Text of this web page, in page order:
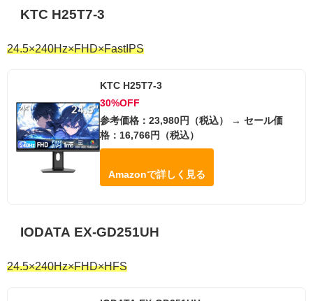
KTC H25T7-3
24.5×240Hz×FHD×FastIPS
KTC H25T7-3
30%OFF
参考価格：23,980円（税込） → セール価
格：16,766円（税込）
Amazonで詳しく見る
IODATA EX-GD251UH
24.5×240Hz×FHD×HFS